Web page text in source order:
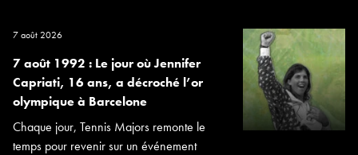
7 août 2026
7 août 1992 : Le jour où Jennifer
Capriati, 16 ans, a décroché l’or
olympique à Barcelone
Chaque jour, Tennis Majors remonte le
temps pour revenir sur un événement